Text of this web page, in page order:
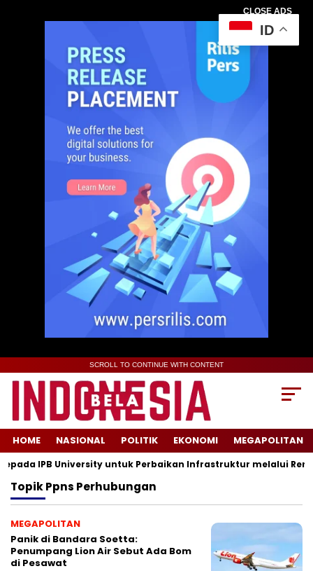
CLOSE ADS
SCROLL TO CONTINUE WITH CONTENT
HOME NASIONAL POLITIK EKONOMI MEGAPOLITAN
IPB University untuk Perbaikan Infrastruktur melalui
TopikPpns Perhubungan
MEGAPOLITAN
Panik di Bandara Soetta:
Penumpang Lion Air Sebut Ada Bom
di Pesawat
ID